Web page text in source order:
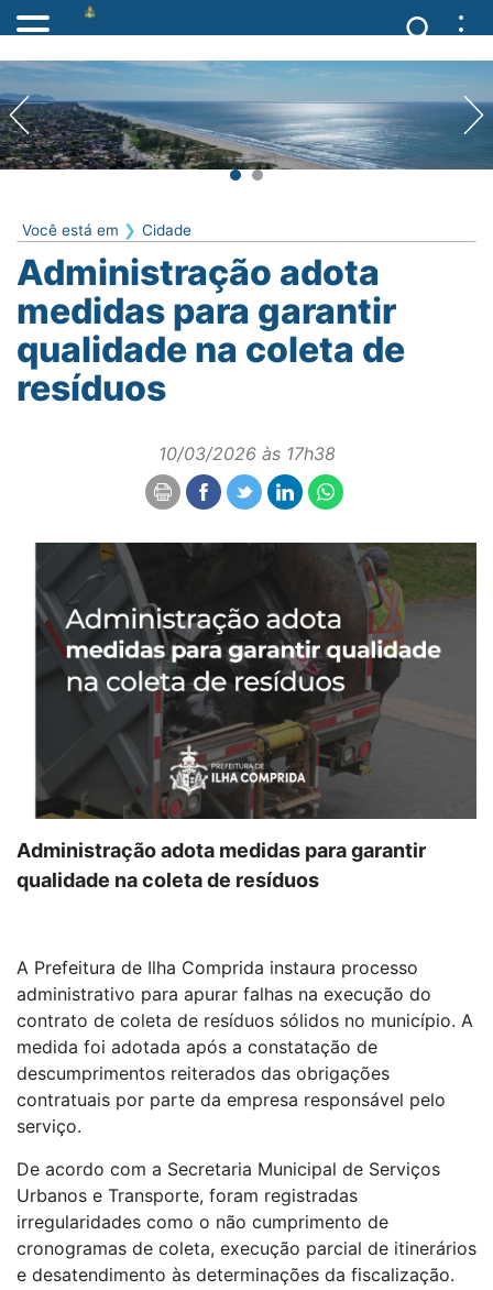
Você está em Cidade
Administração adota
medidas para garantir
qualidade na coleta de
resíduos
10/03/2026 às 17h38
Administração adota medidas para garantir
qualidade na coleta de resíduos
A Prefeitura de Ilha Comprida instaura processo
administrativo para apurar falhas na execução do
contrato de coleta de resíduos sólidos no município. A
medida foi adotada após a constatação de
descumprimentos reiterados das obrigações
contratuais por parte da empresa responsável pelo
serviço.
De acordo com a Secretaria Municipal de Serviços
Urbanos e Transporte, foram registradas
irregularidades como o não cumprimento de
cronogramas de coleta, execução parcial de itinerários
e desatendimento às determinações da fiscalização.